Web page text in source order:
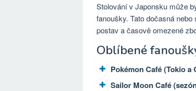
Stolování v Japonsku může
fanoušky. Tato dočasná
postav a časově omezené
Oblíbené
Pokémon Café (Tokio a
Sailor Moon Café